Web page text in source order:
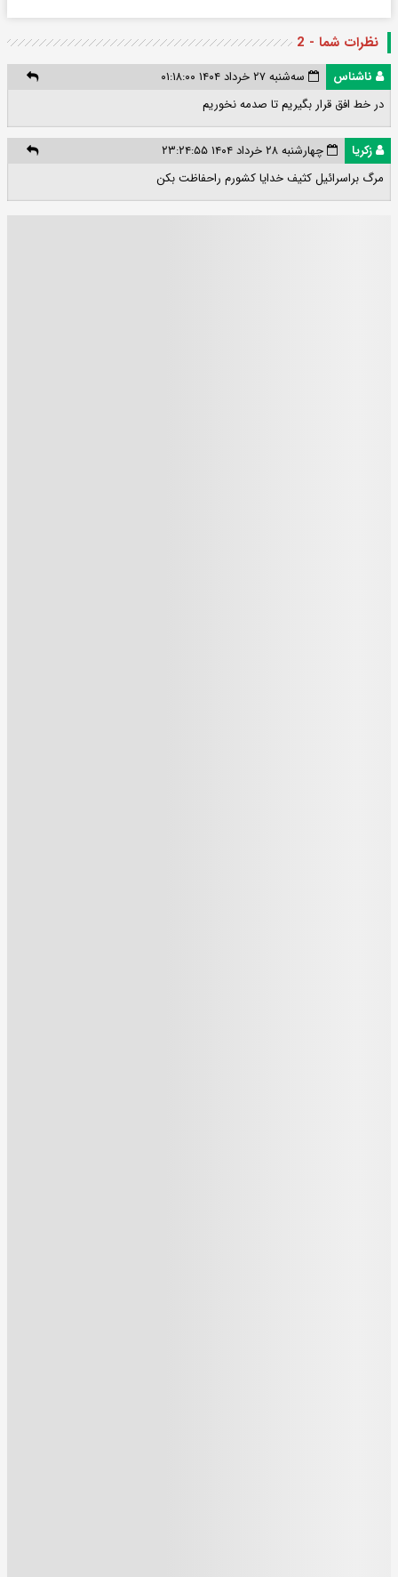
نظرات شما - 2
ناشناس
سه‌شنبه ۲۷ خرداد ۱۴۰۴ ۰۱:۱۸:۰۰
در خط افق قرار بگیریم تا صدمه نخوریم
زکریا
چهارشنبه ۲۸ خرداد ۱۴۰۴ ۲۳:۲۴:۵۵
مرگ براسرائیل کثیف خدایا کشورم راحفاظت بکن